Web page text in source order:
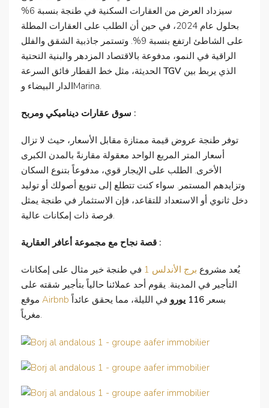
سيزداد العرض من العقارات السكنية في طنجة بنسبة 6%
بحلول عام 2024، في حين أن الطلب على العقارات المطلة
على الشاطئ ارتفع بنسبة 9%. وتستمر جاذبية الشقق والفلل
الراقية في النمو، مدفوعة بالاقتصاد المزدهر والبنية التحتية
TGV
الدار البيضاء وMarina.
سوق عقارات ديناميكي ومربح :
توفر طنجة عروض قيمة ممتازة مقابل الأسعار، حيث لا تزال
أسعار المتر المربع الواحد معقولة مقارنةً بالمدن الكبرى
الأخرى. الطلب على الإيجار قوي، مدفوعاً بتنوع السكان
وتزايدهم المستمر. سواء كنت تتطلع إلى تنويع أصولك أو توليد
دخل ثانوي أو الاستعداد للتقاعد، فإن الاستثمار في طنجة يمثل
فرصة ذات إمكانات عالية.
قصة نجاح مع مجموعة أعافر العقارية :
يُعد مشروع برج الأندلس 1
في طنجة خير مثال على إمكانات
التأجير في المدينة. يقوم أحد عملائنا حالياً بتأجير شقته على
Airbnb بسعر 116 يورو
في الليلة، مما يحقق عائداً
مغرياً.